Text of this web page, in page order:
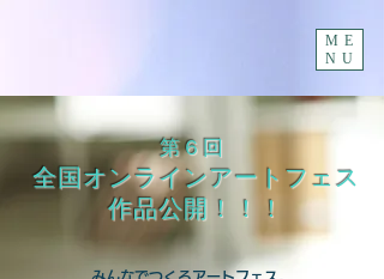
第６回
全国オンラインアートフェス
作品公開！！！
ME
NU